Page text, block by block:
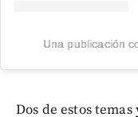
Una publicación
Dos de estos